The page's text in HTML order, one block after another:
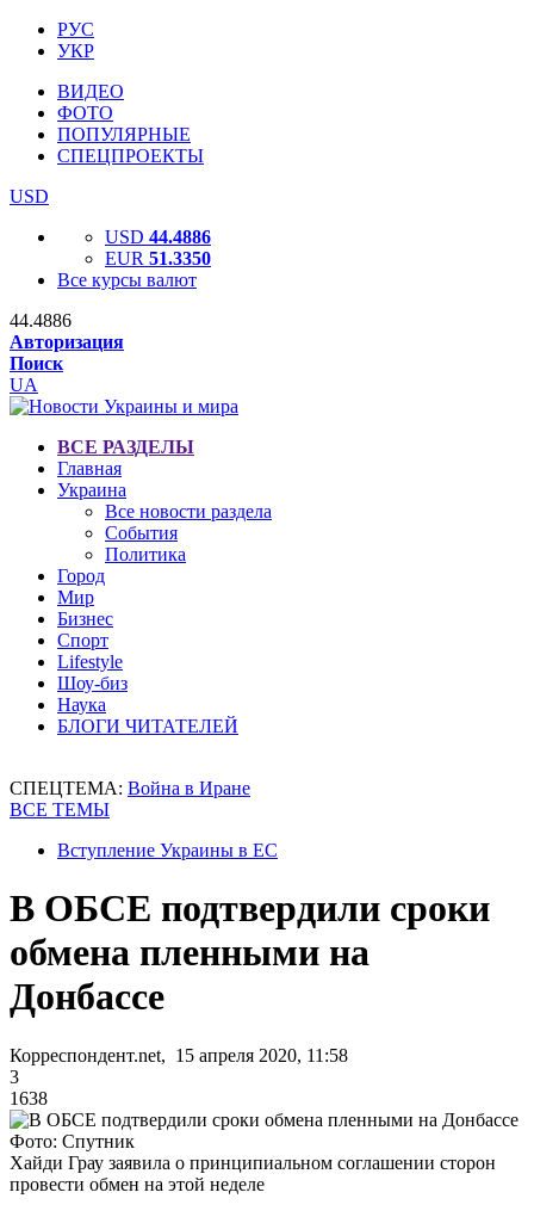
РУС
УКР
ВИДЕО
ФОТО
ПОПУЛЯРНЫЕ
СПЕЦПРОЕКТЫ
USD
USD 44.4886
EUR 51.3350
Все курсы валют
44.4886
Авторизация
Поиск
UA
ВСЕ РАЗДЕЛЫ
Главная
Украина
Все новости раздела
События
Политика
Город
Мир
Бизнес
Спорт
Lifestyle
Шоу-биз
Наука
БЛОГИ ЧИТАТЕЛЕЙ
СПЕЦТЕМА: Война в Иране
ВСЕ ТЕМЫ
Вступление Украины в ЕС
В ОБСЕ подтвердили сроки
обмена пленными на
Донбассе
Корреспондент.net, 15 апреля 2020, 11:58
3
1638
Фото: Спутник
Хайди Грау заявила о принципиальном соглашении сторон
провести обмен на этой неделе